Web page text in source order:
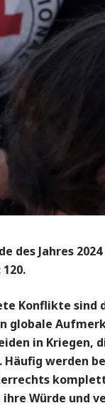
des Jahres
Konflikte
globale
in Kriegen,
Häufig werden
ihre Würde und